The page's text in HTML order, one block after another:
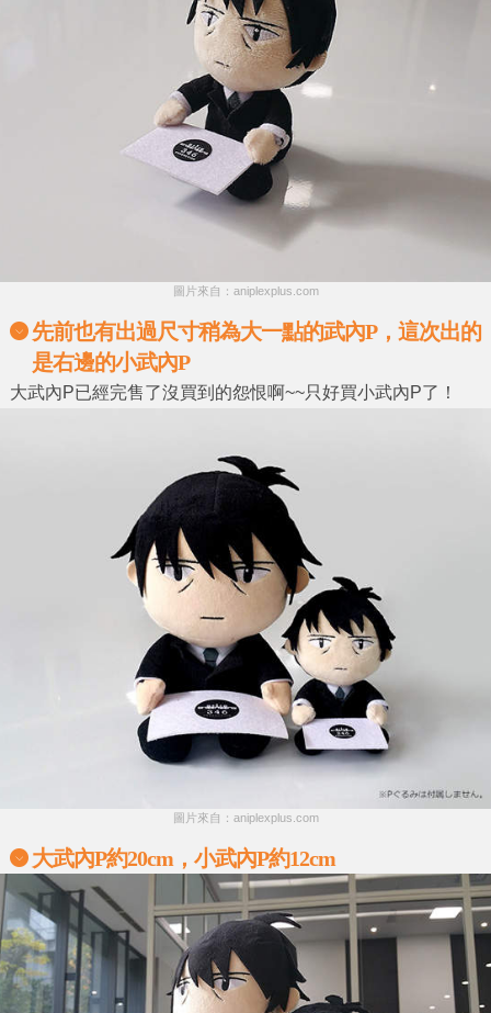
圖片來自：aniplexplus.com
先前也有出過尺寸稍為大一點的武內P，這次出的
是右邊的小武內P
大武內P已經完售了沒買到的怨恨啊~~只好買小武內P了！
圖片來自：aniplexplus.com
大武內P約20cm，小武內P約12cm